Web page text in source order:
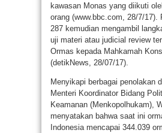
kawasan Monas yang diikuti
orang (www.bbc.com, 28/7/17).
287 kemudian mengambil
uji materi atau judicial review
Ormas kepada Mahkamah
(detikNews, 28/07/17).
Menyikapi berbagai penolakan
Menteri Koordinator Bidang
Keamanan (Menkopolhukam),
menyatakan bahwa saat ini
Indonesia mencapai 344.039